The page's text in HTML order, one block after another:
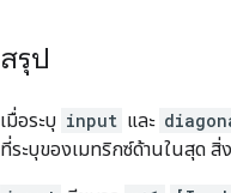
สรุป
เมื่อระบุ input และ
ที่ระบุของเมทริกซ์ด้านในสุด สิ่